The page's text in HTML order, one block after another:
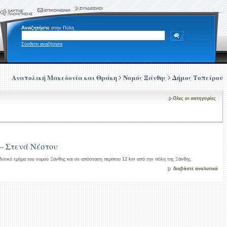
Αναζητήστε στην Πύλη
Σύνθετη αναζήτηση
Ανατολική Μακεδονία και Θράκη Νομός Ξάνθης Δήμος Τοπείρου
Ολες οι κατηγορίες
Στενά Νέστου
δυτικό τμήμα του νομού Ξάνθης και σε απόσταση περίπου 12 km από την πόλη της Ξάνθης.
διαβάστε αναλυτικά